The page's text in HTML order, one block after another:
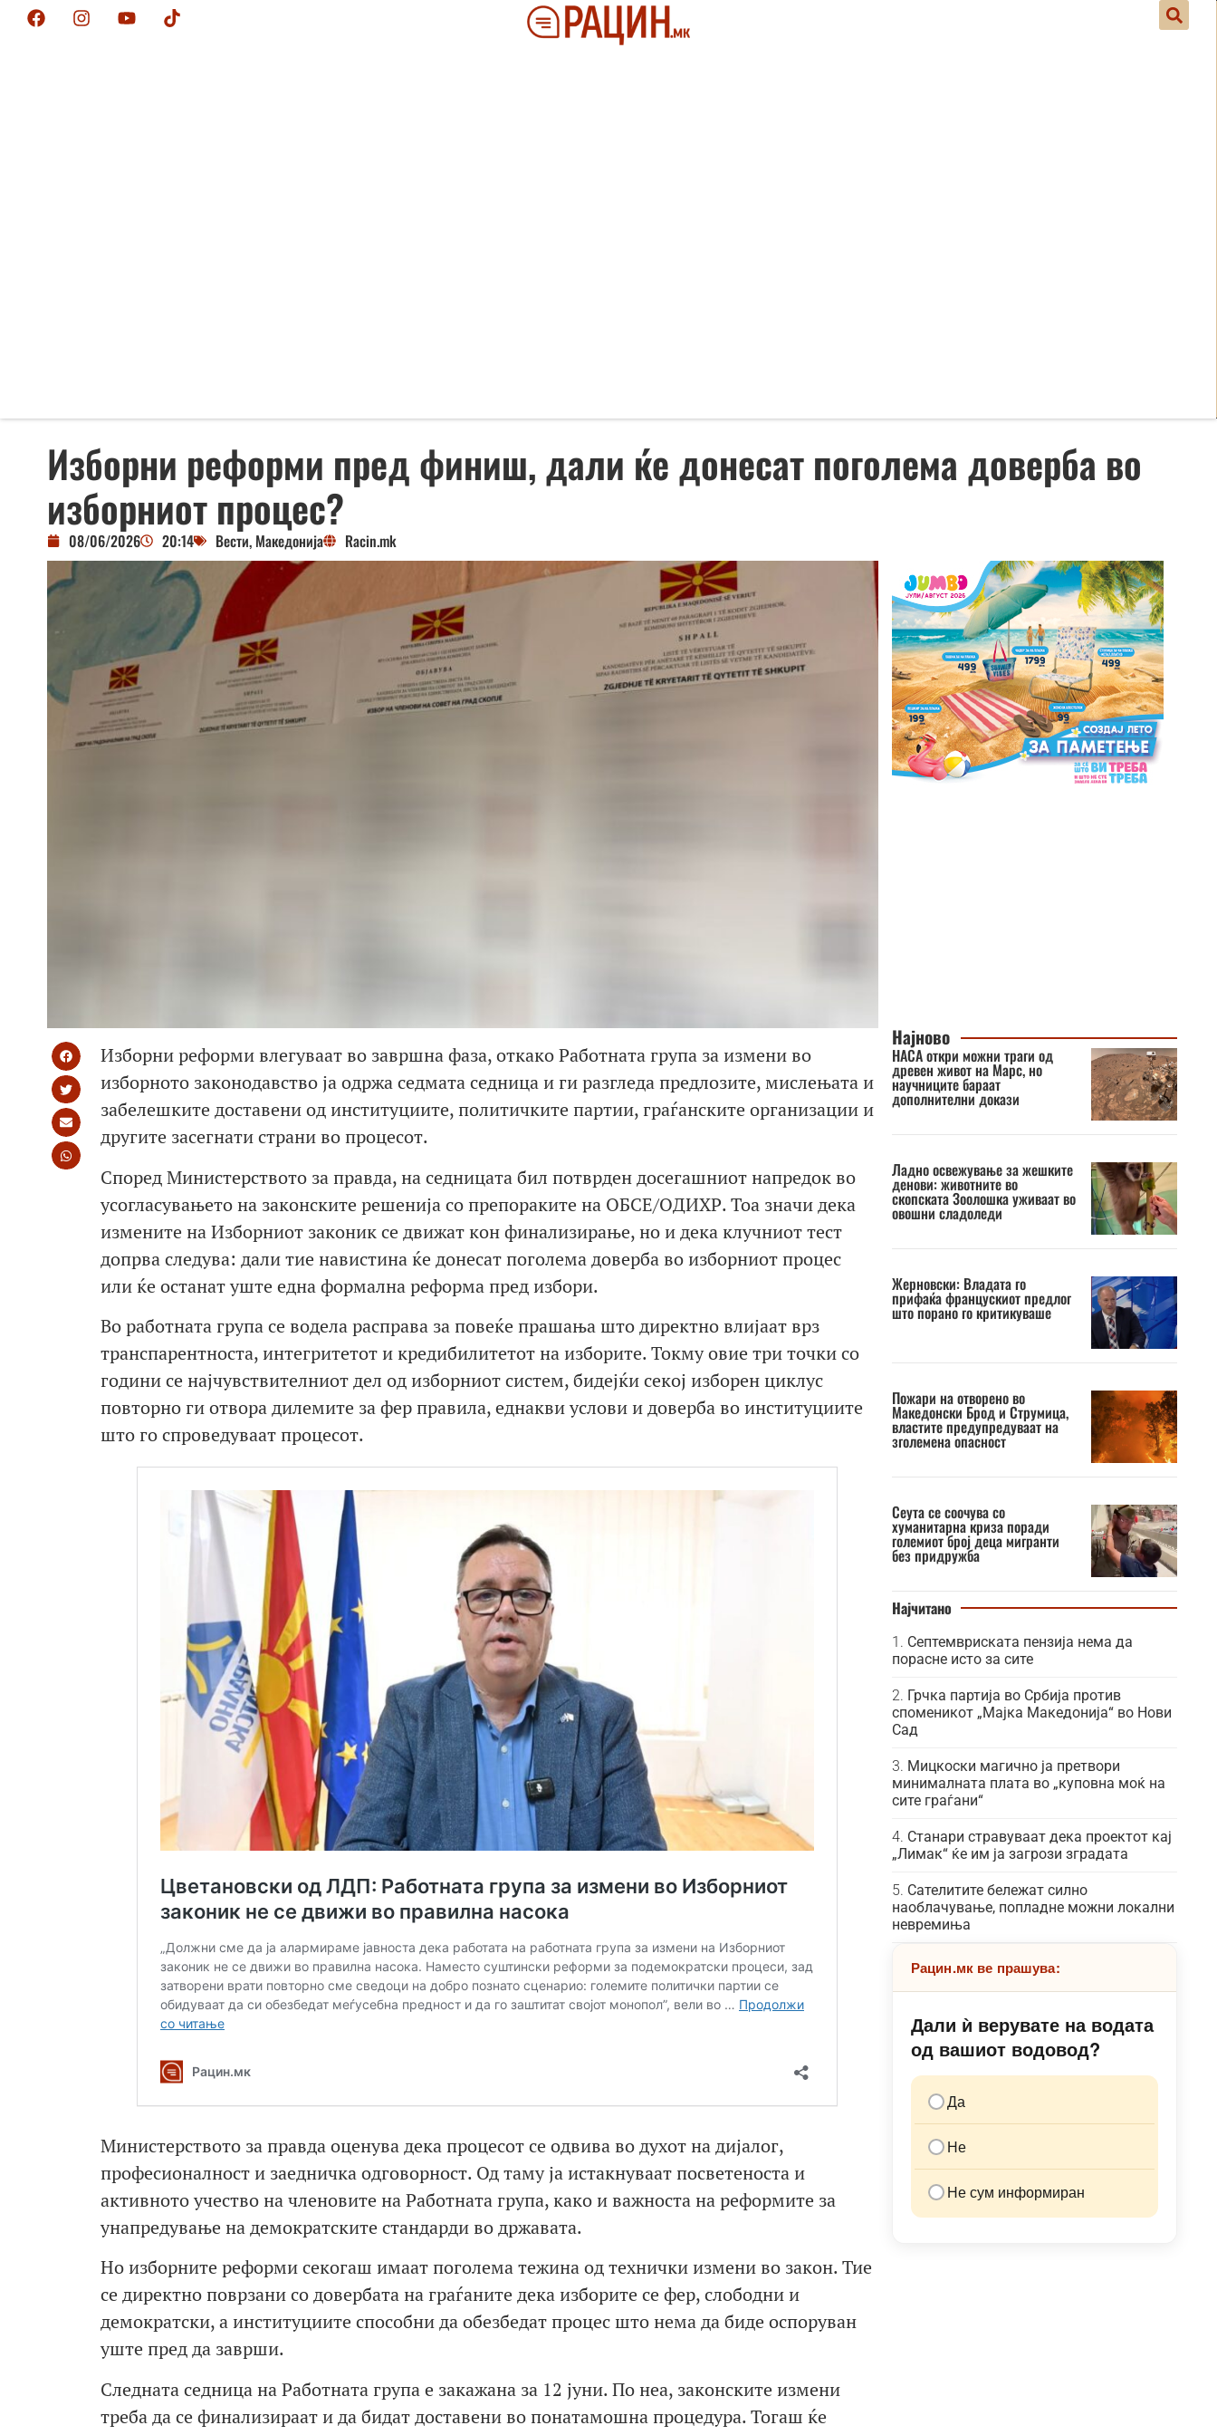
Изборни реформи пред финиш, дали ќе донесат поголема доверба во
изборниот процес?
08/06/2026 20:14 Вести, Македонија Racin.mk
Изборни реформи влегуваат во завршна фаза, откако Работната група за измени во
изборното законодавство ја одржа седмата седница и ги разгледа предлозите, мислењата и
забелешките доставени од институциите, политичките партии, граѓанските организации и
другите засегнати страни во процесот.
Според Министерството за правда, на седницата бил потврден досегашниот напредок во
усогласувањето на законските решенија со препораките на ОБСЕ/ОДИХР. Тоа значи дека
измените на Изборниот законик се движат кон финализирање, но и дека клучниот тест
допрва следува: дали тие навистина ќе донесат поголема доверба во изборниот процес
или ќе останат уште една формална реформа пред избори.
Во работната група се водела расправа за повеќе прашања што директно влијаат врз
транспарентноста, интегритетот и кредибилитетот на изборите. Токму овие три точки со
години се најчувствителниот дел од изборниот систем, бидејќи секој изборен циклус
повторно ги отвора дилемите за фер правила, еднакви услови и доверба во институциите
што го спроведуваат процесот.
Министерството за правда оценува дека процесот се одвива во духот на дијалог,
професионалност и заедничка одговорност. Од таму ја истакнуваат посветеноста и
активното учество на членовите на Работната група, како и важноста на реформите за
унапредување на демократските стандарди во државата.
Но изборните реформи секогаш имаат поголема тежина од технички измени во закон. Тие
се директно поврзани со довербата на граѓаните дека изборите се фер, слободни и
демократски, а институциите способни да обезбедат процес што нема да биде оспоруван
уште пред да заврши.
Следната седница на Работната група е закажана за 12 јуни. По неа, законските измени
треба да се финализираат и да бидат доставени во понатамошна процедура. Тогаш ќе
Најново
НАСА откри можни траги од
древен живот на Марс, но
научниците бараат
дополнителни докази
Ладно освежување за жешките
денови: животните во
скопската Зоолошка уживаат во
овошни сладоледи
Жерновски: Владата го
прифаќа францускиот предлог
што порано го критикуваше
Пожари на отворено во
Македонски Брод и Струмица,
властите предупредуваат на
зголемена опасност
Сеута се соочува со
хуманитарна криза поради
големиот број деца мигранти
без придружба
Најчитано
Септемвриската пензија нема да
порасне исто за сите
Грчка партија во Србија против
споменикот „Мајка Македонија“ во Нови
Сад
Мицкоски магично ја претвори
минималната плата во „куповна моќ на
сите граѓани“
Станари стравуваат дека проектот кај
„Лимак“ ќе им ја загрози зградата
Сателитите бележат силно
наоблачување, попладне можни локални
невремиња
Рацин.мк ве прашува:
Дали ѝ верувате на водата
од вашиот водовод?
Да
Не
Не сум информиран